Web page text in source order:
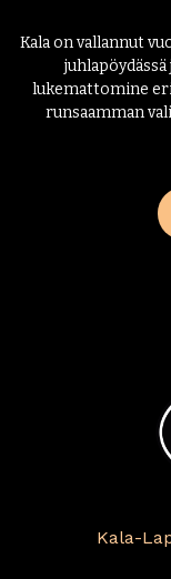
Kala on vallannut
lukemattomine
runsaamman
Kala-